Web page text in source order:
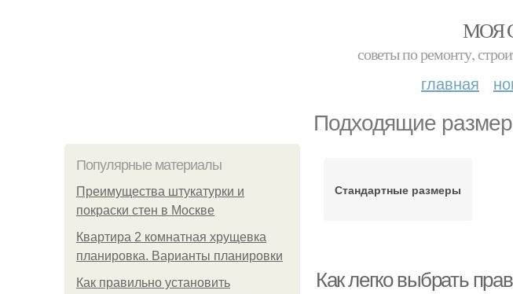
МОЯ
советы по ремонту,
главная
Подходящие
Популярные материалы
Преимущества штукатурки и
покраски стен в Москве
Квартира 2 комнатная хрущевка
планировка. Варианты планировки
Как правильно установить
Стандартные размеры
Как легко выбрать